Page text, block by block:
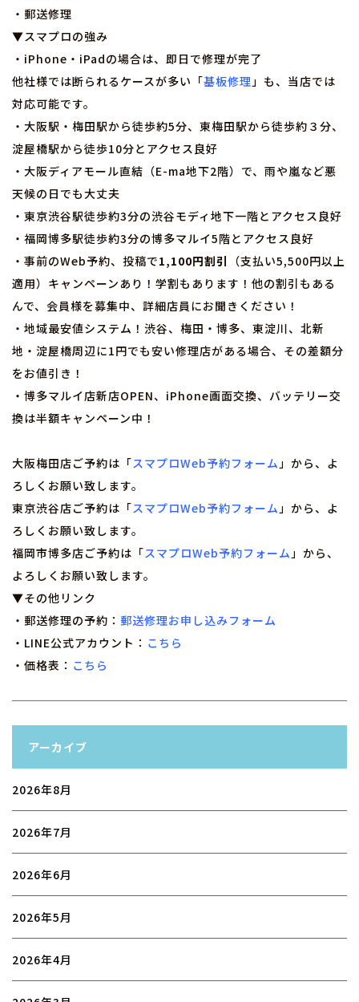
・郵送修理
▼スマプロの強み
・iPhone・iPadの場合は、即日で修理が完了
他社様では断られるケースが多い「基板修理」も、当店では
対応可能です。
・大阪駅・梅田駅から徒歩約5分、東梅田駅から徒歩約３分、
淀屋橋駅から徒歩10分とアクセス良好
・大阪ディアモール直結（E-ma地下2階）で、雨や嵐など悪
天候の日でも大丈夫
・東京渋谷駅徒歩約3分の渋谷モディ地下一階とアクセス良好
・福岡博多駅徒歩約3分の博多マルイ5階とアクセス良好
・事前のWeb予約、投稿で1,100円割引 （支払い5,500円以上
適用）キャンペーンあり！学割もあります！他の割引もある
んで、会員様を募集中、詳細店員にお聞きください！
・地域最安値システム！渋谷、梅田・博多、東淀川、北新
地・淀屋橋周辺に1円でも安い修理店がある場合、その差額分
をお値引き！
・博多マルイ店新店OPEN、iPhone画面交換、バッテリー交
換は半額キャンペーン中！
大阪梅田店ご予約は「スマプロWeb予約フォーム」から、よ
ろしくお願い致します。
東京渋谷店ご予約は「スマプロWeb予約フォーム」から、よ
ろしくお願い致します。
福岡市博多店ご予約は「スマプロWeb予約フォーム」から、
よろしくお願い致します。
▼その他リンク
・郵送修理の予約： 郵送修理お申し込みフォーム
・LINE公式アカウント： こちら
・価格表： こちら
アーカイブ
2026年8月
2026年7月
2026年6月
2026年5月
2026年4月